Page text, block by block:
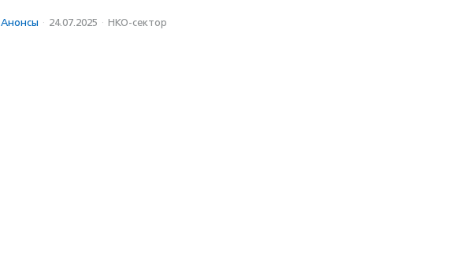
Анонсы · 24.07.2025 · НКО-сектор